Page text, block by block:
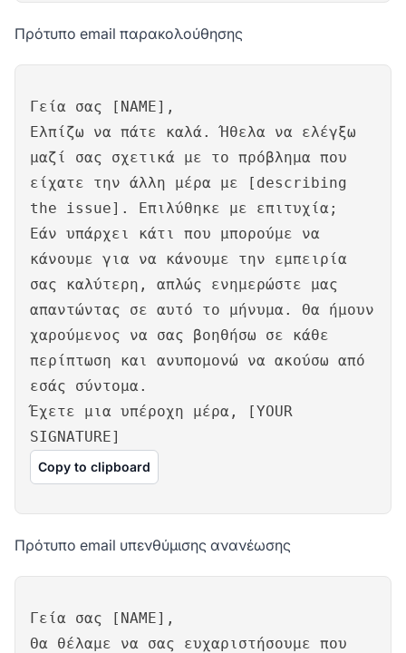
Πρότυπο email παρακολούθησης
Γεία σας [NAME],
Ελπίζω να πάτε καλά. Ήθελα να ελέγξω
μαζί σας σχετικά με το πρόβλημα που
είχατε την άλλη μέρα με [describing
the issue]. Επιλύθηκε με επιτυχία;
Εάν υπάρχει κάτι που μπορούμε να
κάνουμε για να κάνουμε την εμπειρία
σας καλύτερη, απλώς ενημερώστε μας
απαντώντας σε αυτό το μήνυμα. Θα ήμουν
χαρούμενος να σας βοηθήσω σε κάθε
περίπτωση και ανυπομονώ να ακούσω από
εσάς σύντομα.
Έχετε μια υπέροχη μέρα, [YOUR
SIGNATURE]
Copy to clipboard
Πρότυπο email υπενθύμισης ανανέωσης
Γεία σας [NAME],
Θα θέλαμε να σας ευχαριστήσουμε που